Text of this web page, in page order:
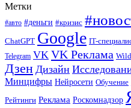
Метки
#авто #деньги #кризис
ChatGPT Google IT-
Telegram VK VK Реклама
Дзен Дизайн
Минцифры Нейросети Обучение
Рейтинги Реклама Роскомнадзор